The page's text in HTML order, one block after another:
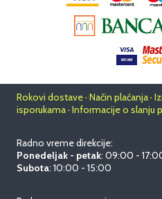
Rokovi dostave · Način plaćanja ·
isporukama · Informacije o slanju
Radno vreme direkcije:
Ponedeljak - petak: 09:00 -
Subota: 10:00 - 15:00